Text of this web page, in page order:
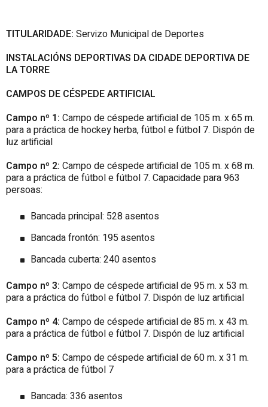
TITULARIDADE: Servizo Municipal de Deportes
INSTALACIÓNS DEPORTIVAS DA CIDADE DEPORTIVA DE
LA TORRE
CAMPOS DE CÉSPEDE ARTIFICIAL
Campo nº 1: Campo de céspede artificial de 105 m. x 65 m.
para a práctica de hockey herba, fútbol e fútbol 7. Dispón de
luz artificial
Campo nº 2: Campo de céspede artificial de 105 m. x 68 m.
para a práctica de fútbol e fútbol 7. Capacidade para 963
persoas:
Bancada principal: 528 asentos
Bancada frontón: 195 asentos
Bancada cuberta: 240 asentos
Campo nº 3: Campo de céspede artificial de 95 m. x 53 m.
para a práctica do fútbol e fútbol 7. Dispón de luz artificial
Campo nº 4: Campo de céspede artificial de 85 m. x 43 m.
para a práctica de fútbol e fútbol 7. Dispón de luz artificial
Campo nº 5: Campo de céspede artificial de 60 m. x 31 m.
para a práctica de fútbol 7
Bancada: 336 asentos